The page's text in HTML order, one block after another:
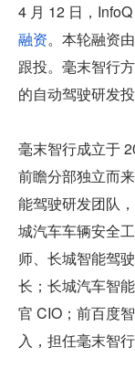
4 月 12 日，
融资。本轮融资
跟投。毫末智行
的自动驾驶研发
毫末智行成立于
前瞻分部独立而
能驾驶研发团队
城汽车车辆安全
师、长城智能驾
长；长城汽车智
官 CIO；前百度
入，担任毫末智行